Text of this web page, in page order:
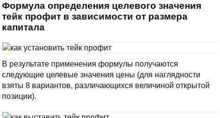
Формула определения целевого значения
тейк профит в зависимости от размера
капитала
В результате применения формулы получаются
следующие целевые значения цены (для наглядности
взяты 8 вариантов, различающихся величиной открытой
позиции).